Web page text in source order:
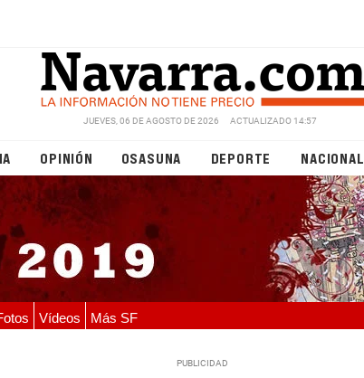
JUEVES, 06 DE AGOSTO DE 2026 ACTUALIZADO 14:57
OPINIÓN OSASUNA DEPORTE NACIONAL
Vídeos Más SF